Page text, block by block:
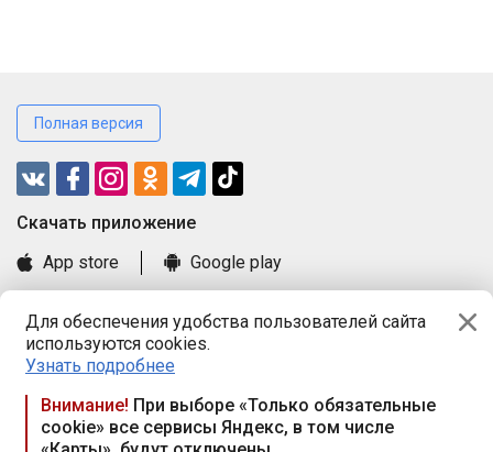
Для обеспечения удобства пользователей сайта
используются cookies.
Узнать подробнее
Внимание! При выборе «Только обязательные
cookie» все сервисы Яндекс, в том числе
Полная версия
Cкачать приложение
App store
Google play
Книга замечаний и предложений
Правила и документы
Praca.by © 2000—2026, ООО «ПРАЦА БАЙ»
Республика Беларусь, 220114, г. Минск, пр-т Независимости
117а, пом. № 9.